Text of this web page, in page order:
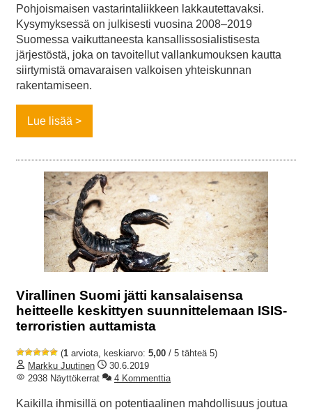
Pohjoismaisen vastarintaliikkeen lakkautettavaksi.
Kysymyksessä on julkisesti vuosina 2008–2019
Suomessa vaikuttaneesta kansallissosialistisesta
järjestöstä, joka on tavoitellut vallankumouksen kautta
siirtymistä omavaraisen valkoisen yhteiskunnan
rakentamiseen.
Lue lisää
Virallinen Suomi jätti kansalaisensa
heitteelle keskittyen suunnittelemaan ISIS-
terroristien auttamista
(1 arviota, keskiarvo: 5,00 / 5 tähteä 5)
Markku Juutinen
30.6.2019
2938 Näyttökerrat
4 Kommenttia
Kaikilla ihmisillä on potentiaalinen mahdollisuus joutua